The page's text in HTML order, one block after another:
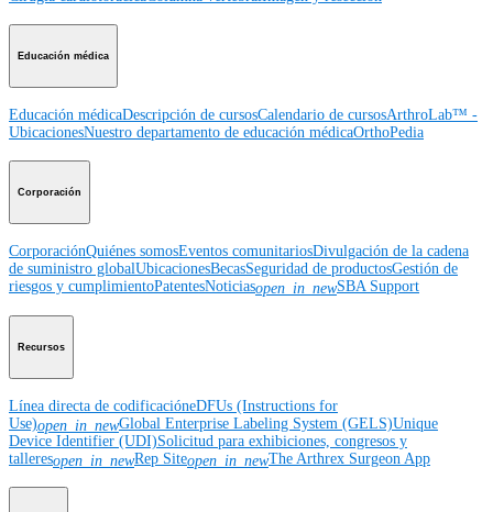
Educación médica
Educación médicaDescripción de cursosCalendario de cursosArthroLab™ -
UbicacionesNuestro departamento de educación médicaOrthoPedia
Corporación
CorporaciónQuiénes somosEventos comunitariosDivulgación de la cadena
de suministro globalUbicacionesBecasSeguridad de productosGestión de
riesgos y cumplimientoPatentesNoticiasopen_in_newSBA Support
Recursos
Línea directa de codificacióneDFUs (Instructions for
Use)open_in_newGlobal Enterprise Labeling System (GELS)Unique
Device Identifier (UDI)Solicitud para exhibiciones, congresos y
talleresopen_in_newRep Siteopen_in_newThe Arthrex Surgeon App